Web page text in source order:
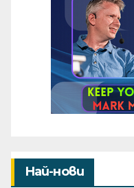
Най-нови